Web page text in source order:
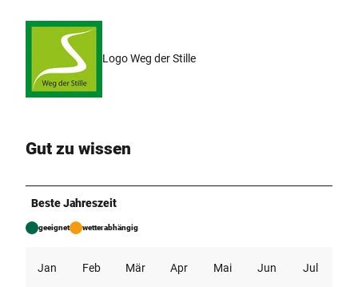
Logo Weg der Stille
Gut zu wissen
Beste Jahreszeit
geeignet wetterabhängig
Jan Feb Mär Apr Mai Jun Jul